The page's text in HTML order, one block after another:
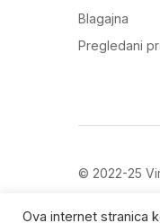
Blagajna
Pregledani
© 2022-25
Zaštitni
Ova internet stranica